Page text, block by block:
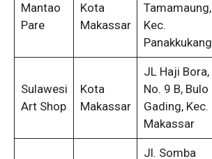
Mantao
Pare
Kota
Makassar
Tamamaung,
Kec.
Panakkukang
Sulawesi
Art Shop
Kota
Makassar
JL Haji Bora,
No. 9 B, Bulo
Gading, Kec.
Makassar
Jl. Somba